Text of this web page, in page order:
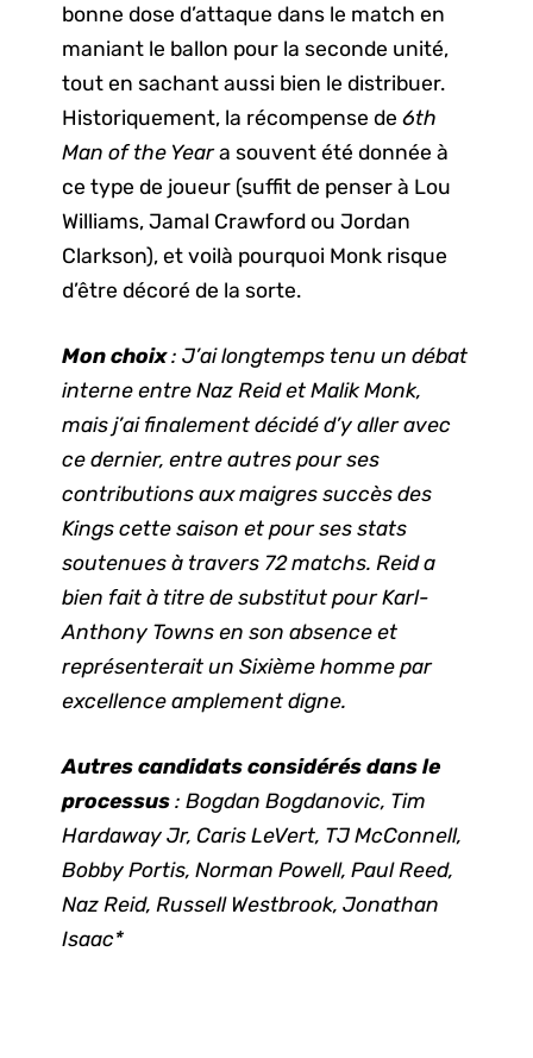
bonne dose d’attaque dans le match en
maniant le ballon pour la seconde unité,
tout en sachant aussi bien le distribuer.
Historiquement, la récompense de6th
Man of the Yeara souvent été donnée à
ce type de joueur (suffit de penser à Lou
Williams, Jamal Crawford ou Jordan
Clarkson), et voilà pourquoi Monk risque
d’être décoré de la sorte.
Mon choix: J’ai longtemps tenu un débat
interne entre Naz Reid et Malik Monk,
mais j’ai finalement décidé d’y aller avec
ce dernier, entre autres pour ses
contributions aux maigres succès des
Kings cette saison et pour ses stats
soutenues à travers 72 matchs. Reid a
bien fait à titre de substitut pour Karl-
Anthony Towns en son absence et
représenterait un Sixième homme par
excellence amplement digne.
Autres candidats considérés dans le
processus : Bogdan Bogdanovic, Tim
Hardaway Jr, Caris LeVert, TJ McConnell,
Bobby Portis, Norman Powell, Paul Reed,
Naz Reid, Russell Westbrook, Jonathan
Isaac*